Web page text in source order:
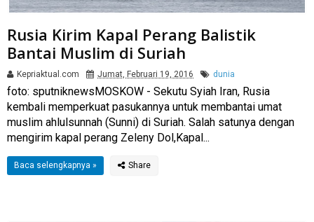
Rusia Kirim Kapal Perang Balistik
Bantai Muslim di Suriah
Kepriaktual.com Jumat, Februari 19, 2016 dunia
foto: sputniknewsMOSKOW - Sekutu Syiah Iran, Rusia
kembali memperkuat pasukannya untuk membantai umat
muslim ahlulsunnah (Sunni) di Suriah. Salah satunya dengan
mengirim kapal perang Zeleny Dol,Kapal...
Baca selengkapnya »